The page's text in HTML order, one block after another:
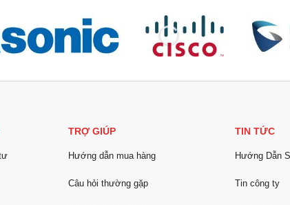
TRỢ GIÚP
Hướng dẫn mua hàng
Câu hỏi thường gặp
TIN TỨC
Hướng Dẫn
Tin công ty